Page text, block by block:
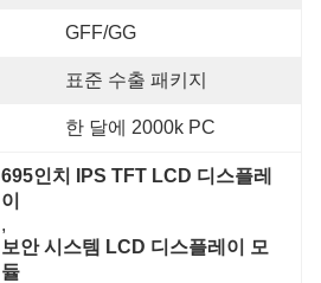
GFF/GG
표준 수출 패키지
한 달에 2000k PC
695인치 IPS TFT LCD 디스플레
이
,
보안 시스템 LCD 디스플레이 모
듈